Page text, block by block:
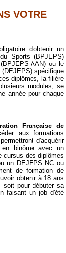
VOTRE
d'obtenir un
Sports (BPJEPS)
AAN) ou le
(DEJEPS) spécifique
diplômes, la filière
modules, se
année pour chaque
Française de
aux formations
d'acquérir
en binôme avec un
cursus des diplômes
un DEJEPS NC ou
de formation de
obtenir à 18 ans
soit pour débuter sa
faisant un job d'été